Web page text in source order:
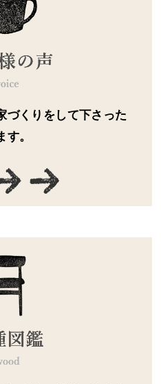
づくりをして下さった
。